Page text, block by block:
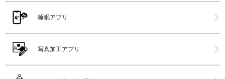
睡眠アプリ
写真加工アプリ